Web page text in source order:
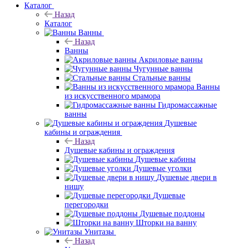
Каталог
Назад
Каталог
Ванны
Назад
Ванны
Акриловые ванны
Чугунные ванны
Стальные ванны
Ванны
из искусственного мрамора
Гидромассажные
ванны
Душевые
кабины и ограждения
Назад
Душевые кабины и ограждения
Душевые кабины
Душевые уголки
Душевые двери в
нишу
Душевые
перегородки
Душевые поддоны
Шторки на ванну
Унитазы
Назад